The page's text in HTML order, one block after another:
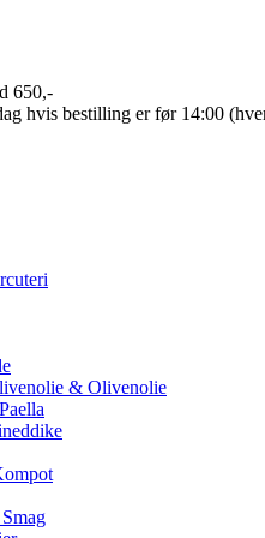
650,-
hvis bestilling er før 14:00
& Olivenolie